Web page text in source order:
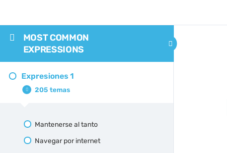
MOST COMMON
EXPRESSIONS
Expresiones 1
205 temas
Mantenerse al tanto
Navegar por internet